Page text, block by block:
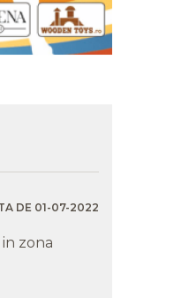
DE 01-07-2022
zona